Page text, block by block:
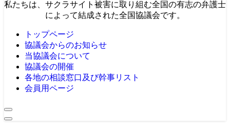
私たちは、サクラサイト被害に取り組む全国の有志の弁護士
によって結成された全国協議会です。
トップページ
協議会からのお知らせ
当協議会について
協議会の開催
各地の相談窓口及び幹事リスト
会員用ページ